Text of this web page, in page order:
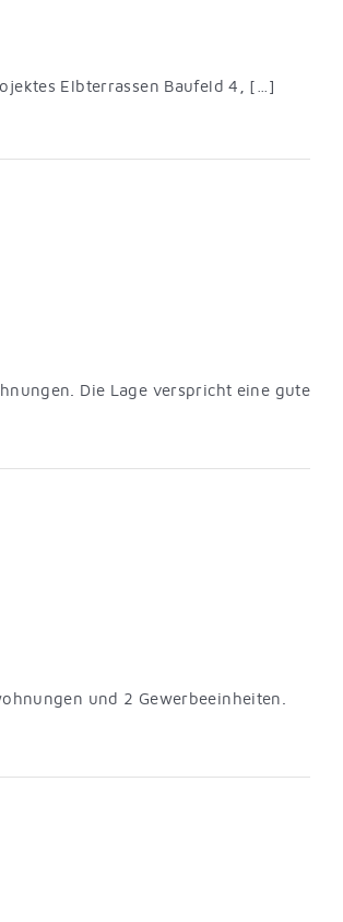
Elbterrassen Baufeld 4, […]
Die Lage verspricht eine gute
und 2 Gewerbeeinheiten.